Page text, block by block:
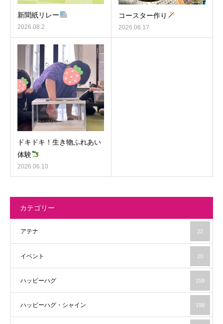
新聞紙リレー
2026.08.2
コースター作り
2026.06.17
ドキドキ！生き物ふれあい
体験
2026.06.10
カテゴリー
アテナ 22
イベント 20
ハッピーハグ 158
ハッピーハグ・シャイン 198